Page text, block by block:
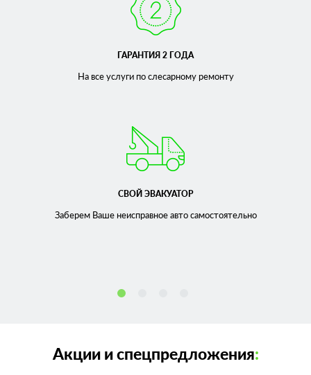
ГАРАНТИЯ 2 ГОДА
На все услуги по слесарномуремонту
СВОЙ ЭВАКУАТОР
Заберем Ваше неисправноеавто самостоятельно
Акции и спецпредложения: